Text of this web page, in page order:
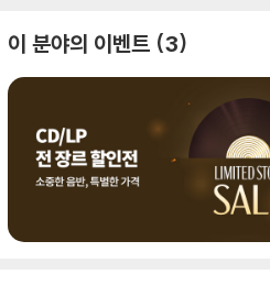
이 분야의 이벤트 3